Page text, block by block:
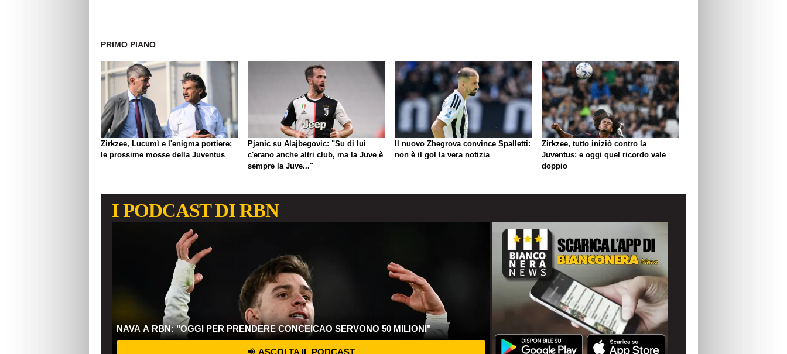
PRIMO PIANO
Zirkzee, Lucumì e l'enigma portiere:
le prossime mosse della Juventus
Pjanic su Alajbegovic: "Su di lui
c'erano anche altri club, ma la Juve è
sempre la Juve..."
Il nuovo Zhegrova convince Spalletti:
non è il gol la vera notizia
Zirkzee, tutto iniziò contro la
Juventus: e oggi quel ricordo vale
doppio
I PODCAST DI RBN
NAVA A RBN: "OGGI PER PRENDERE CONCEICAO SERVONO 50 MILIONI"
ASCOLTA IL PODCAST